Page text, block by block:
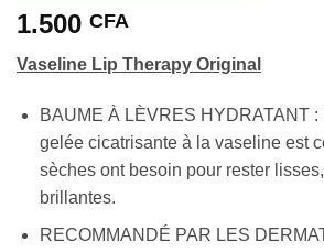
1.500 CFA
Vaseline Lip Therapy Original
BAUME À LÈVRES HYDRATANT :
gelée cicatrisante à la vaseline est
sèches ont besoin pour rester
brillantes.
RECOMMANDÉ PAR LES